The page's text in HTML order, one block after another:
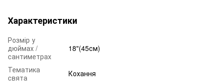
Характеристики
Розмір у
дюймах /
сантиметрах
18"(45см)
Тематика
свята
Кохання